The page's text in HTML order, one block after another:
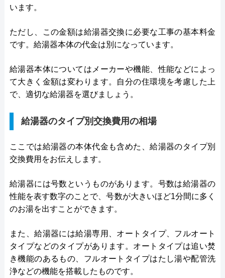
います。
ただし、この金額は給湯器交換に必要な工事の基本料金
です。給湯器本体の代金は別になっています。
給湯器本体についてはメーカーや機能、性能などによっ
て大きく金額は変わります。自分の住環境を考慮した上
で、適切な給湯器を選びましょう。
給湯器のタイプ別交換費用の相場
ここでは給湯器の本体代金も含めた、給湯器のタイプ別
交換費用をお伝えします。
給湯器には号数というものがあります。号数は給湯器の
性能を表す数字のことで、号数が大きいほど1分間に多く
のお湯を出すことができます。
また、給湯器には給湯専用、オートタイプ、フルオート
タイプなどのタイプがあります。オートタイプは追い焚
き機能のあるもの、フルオートタイプはたし湯や配管洗
浄などの機能を搭載したものです。